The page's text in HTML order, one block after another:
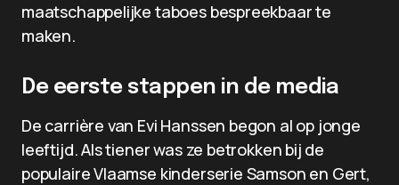
maatschappelijke taboes bespreekbaar te
maken.
De eerste stappen in de media
De carrière van Evi Hanssen begon al op jonge
leeftijd. Als tiener was ze betrokken bij de
populaire Vlaamse kinderserie Samson en Gert,